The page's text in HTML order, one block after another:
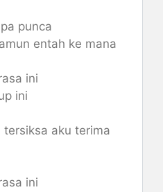
punca
entah ke mana
ini
ini
aku terima
ini